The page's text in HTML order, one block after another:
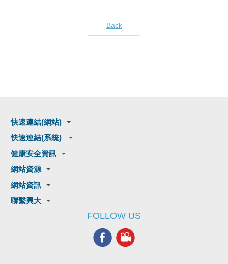
Back
快速連結(網站)
快速連結(系統)
健康安全資訊
網站資源
網站資訊
聯繫興大
FOLLOW US